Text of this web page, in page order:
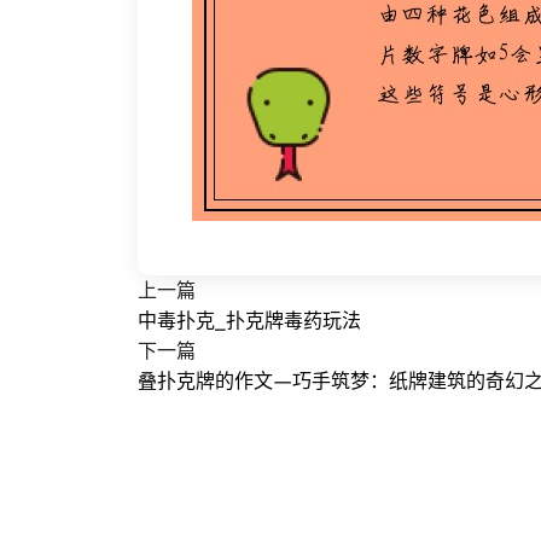
上一篇
中毒扑克_扑克牌毒药玩法
下一篇
叠扑克牌的作文—巧手筑梦：纸牌建筑的奇幻